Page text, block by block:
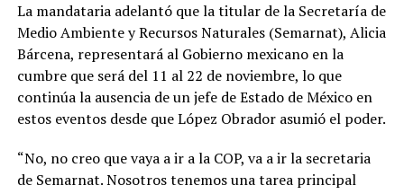
La mandataria adelantó que la titular de la Secretaría de
Medio Ambiente y Recursos Naturales (Semarnat), Alicia
Bárcena, representará al Gobierno mexicano en la
cumbre que será del 11 al 22 de noviembre, lo que
continúa la ausencia de un jefe de Estado de México en
estos eventos desde que López Obrador asumió el poder.
“No, no creo que vaya a ir a la COP, va a ir la secretaria
de Semarnat. Nosotros tenemos una tarea principal